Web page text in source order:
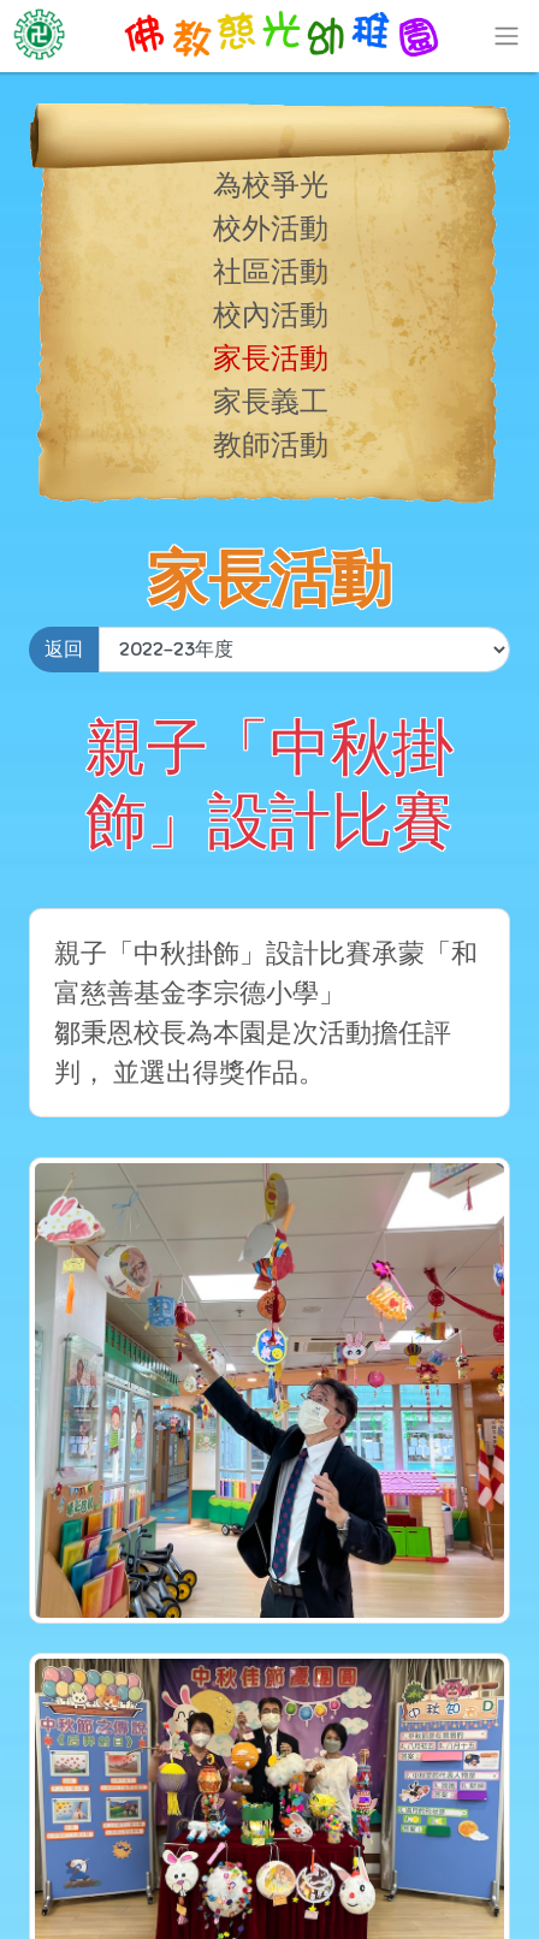
為校爭光
校外活動
社區活動
校內活動
家長活動
家長義工
教師活動
家長活動
返回
親子「中秋掛
飾」設計比賽
親子「中秋掛飾」設計比賽承蒙「和
富慈善基金李宗德小學」
鄒秉恩校長為本園是次活動擔任評
判， 並選出得獎作品。